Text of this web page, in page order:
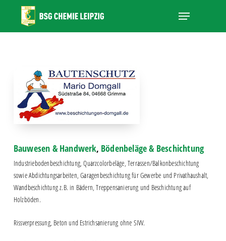
main
Menu
Bauwesen & Handwerk, Bödenbeläge & Beschichtung
Industriebodenbeschichtung, Quarzcolorbeläge, Terrassen/Balkonbeschichtung
sowie Abdichtungsarbeiten, Garagenbeschichtung für Gewerbe und Privathaushalt,
Wandbeschichtung z.B. in Bädern, Treppensanierung und Beschichtung auf
Holzböden.
Rissverpressung, Beton und Estrichsanierung ohne SIVV.
Close